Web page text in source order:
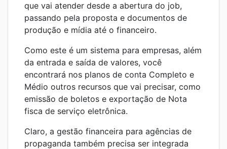
que vai atender desde a abertura do job,
passando pela proposta e documentos de
produção e mídia até o financeiro.
Como este é um sistema para empresas, além
da entrada e saída de valores, você
encontrará nos planos de conta Completo e
Médio outros recursos que vai precisar, como
emissão de boletos e exportação de Nota
fisca de serviço eletrônica.
Claro, a gestão financeira para agências de
propaganda também precisa ser integrada